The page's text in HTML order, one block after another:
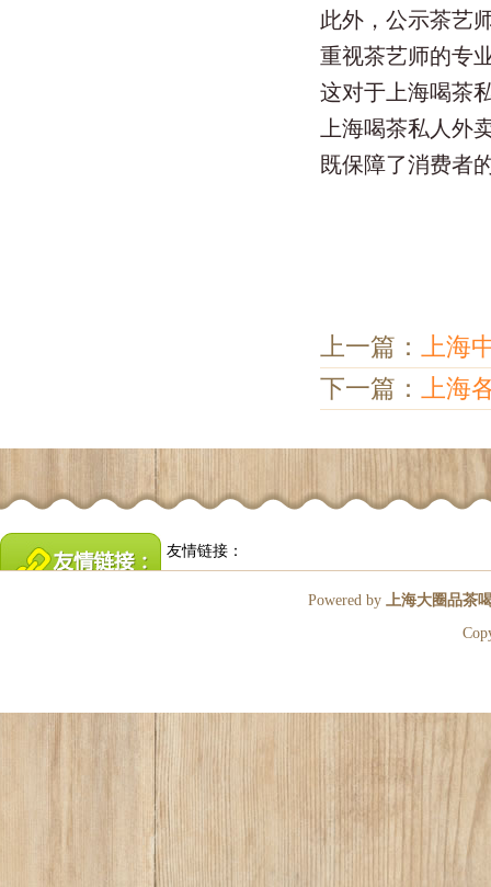
此外，公示茶艺
重视茶艺师的专
这对于上海喝茶
上海喝茶私人外
既保障了消费者
上一篇：
上海
下一篇：
上海
友情链接：
Powered by
上海大圈品茶